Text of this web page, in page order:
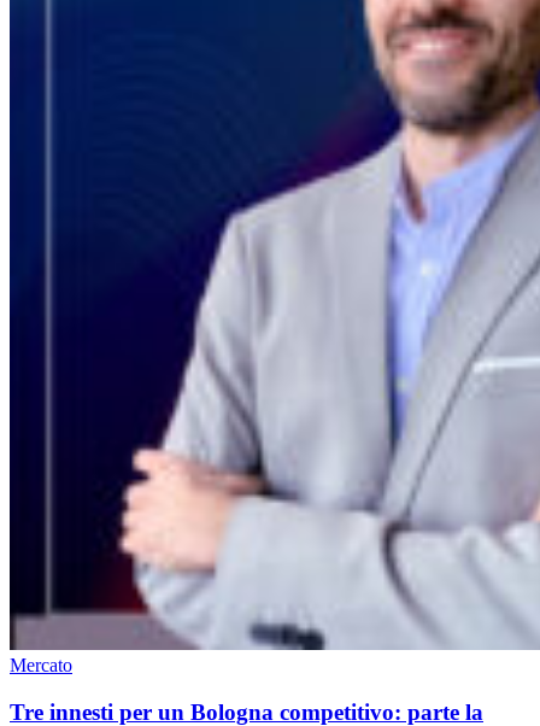
Mercato
Tre innesti per un Bologna competitivo: parte la